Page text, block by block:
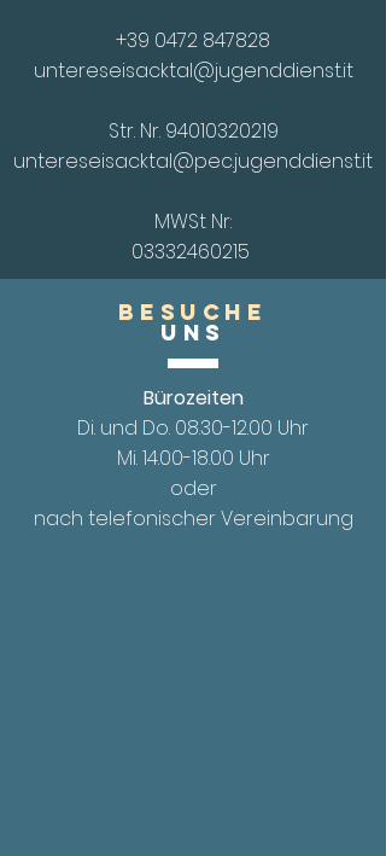
+39 0472 847828
untereseisacktal@jugenddienst.it
Str. Nr. 94010320219
untereseisacktal@pec.jugenddienst.it
MWSt Nr:
03332460215
Besuche
UnS
Bürozeiten
Di. und Do. 08.30-12.00 Uhr
Mi. 14.00-18.00 Uhr
oder
nach telefonischer Vereinbarung